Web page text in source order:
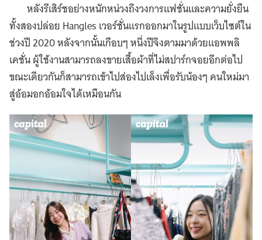
หลังรีเสิร์ชอย่างหนักหน่วงถึงวงการแฟชั่นและความยั่งยืน
ทั้งสองปล่อย Hangles เวอร์ชั่นแรกออกมาในรูปแบบเว็บไซต์ใน
ช่วงปี 2020 หลังจากนั้นเกือบๆ หนึ่งปีจึงตามมาด้วยแอพพลิ
เคชั่น ผู้ใช้งานสามารถลงขายเสื้อผ้าที่ไม่สปาร์กจอยอีกต่อไป
ขณะเดียวกันก็สามารถเข้าไปส่องไปเล็งเพื่อรับน้องๆ คนใหม่มา
สู่อ้อมอกอ้อมใจได้เหมือนกัน